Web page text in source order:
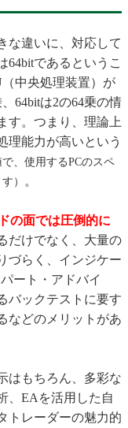
な違いに、対応して
64bitであるというこ
中央処理装置）が
64bitは2の64乗の情
す。つまり、理論上
理能力が高いという
、使用するPCのスペ
）
。
の面では圧倒的に
だけでなく、大量の
づらく、インジケー
ート・アドバイ
バックテストに要す
などのメリットがあ
はもちろん、多彩な
、EAを活用した自
トレーダーの魅力的